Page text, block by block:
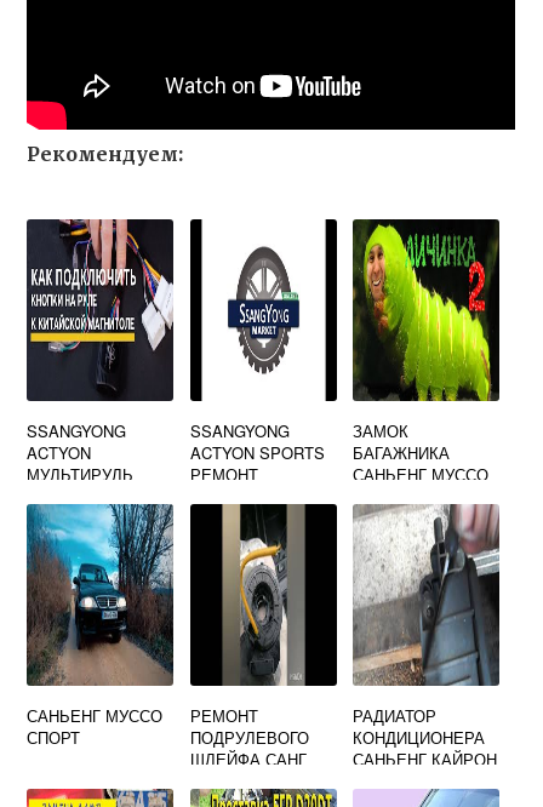
Рекомендуем:
SSANGYONG
ACTYON
МУЛЬТИРУЛЬ
SSANGYONG
ACTYON SPORTS
РЕМОНТ
ЗАМОК
БАГАЖНИКА
САНЬЕНГ МУССО
САНЬЕНГ МУССО
СПОРТ
РЕМОНТ
ПОДРУЛЕВОГО
ШЛЕЙФА САНГ
РАДИАТОР
КОНДИЦИОНЕРА
САНЬЕНГ КАЙРОН